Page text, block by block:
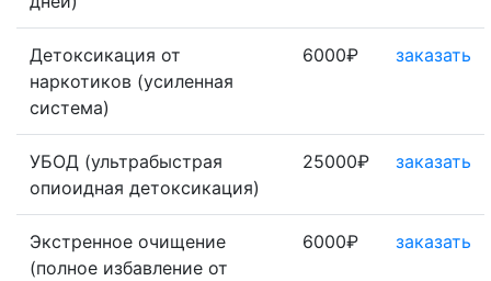
Детоксикация от
наркотиков (усиленная
система)
6000₽ заказать
УБОД (ультрабыстрая
опиоидная детоксикация)
25000₽ заказать
Экстренное очищение
(полное избавление от
6000₽ заказать